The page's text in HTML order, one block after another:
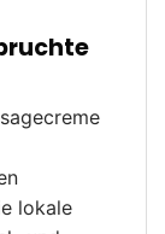
lokale